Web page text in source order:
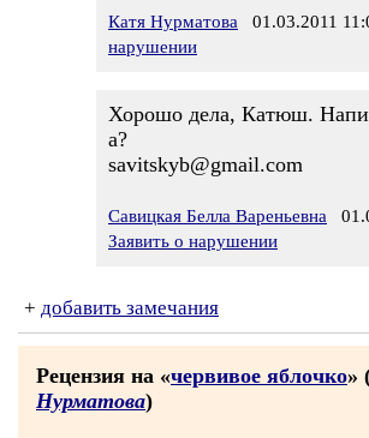
Катя Нурматова 01.03.2011
нарушении
Хорошо дела, Катюш.
а?
savitskyb@gmail.com
Савицкая Белла Вареньевна
Заявить о нарушении
+ добавить замечания
Рецензия на «червивое яблочко»
Нурматова)